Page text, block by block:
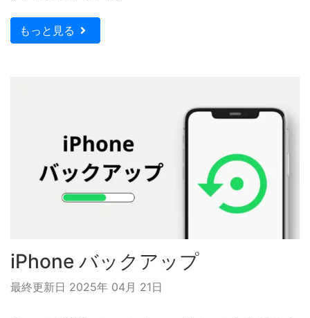
もっと見る
iPhone バックアップ
最終更新日 2025年 04月 21日